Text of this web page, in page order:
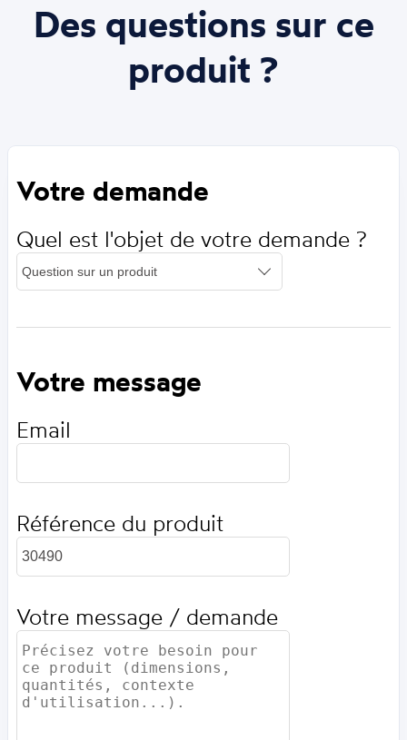
Des questions sur ce
produit ?
Votre demande
Quel est l'objet de votre demande ?
Votre message
Email
Référence du produit
Votre message / demande